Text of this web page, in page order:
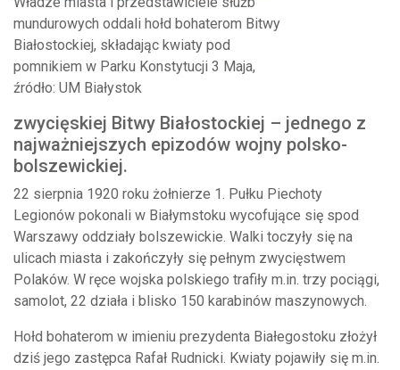
mundurowych oddali hołd bohaterom Bitwy
Białostockiej, składając kwiaty pod
pomnikiem w Parku Konstytucji 3 Maja,
źródło: UM Białystok
zwycięskiej Bitwy Białostockiej – jednego z
najważniejszych epizodów wojny polsko-
bolszewickiej.
22 sierpnia 1920 roku żołnierze 1. Pułku Piechoty
Legionów pokonali w Białymstoku wycofujące się spod
Warszawy oddziały bolszewickie. Walki toczyły się na
ulicach miasta i zakończyły się pełnym zwycięstwem
Polaków. W ręce wojska polskiego trafiły m.in. trzy pociągi,
samolot, 22 działa i blisko 150 karabinów maszynowych.
Hołd bohaterom w imieniu prezydenta Białegostoku złożył
dziś jego zastępca Rafał Rudnicki. Kwiaty pojawiły się m.in.